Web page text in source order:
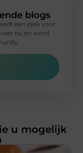
blogs
een plek voor
nu en word
u mogelijk